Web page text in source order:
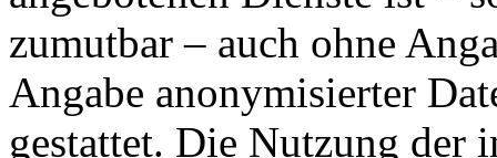
zumutbar – auch ohne
Angabe anonymisierter
gestattet. Die Nutzung der